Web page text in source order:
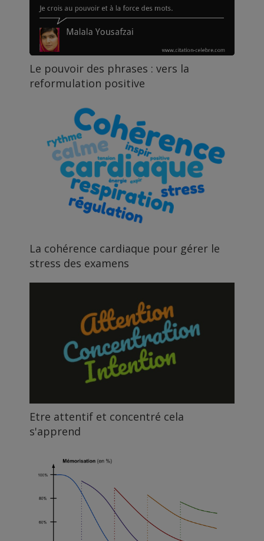
Le pouvoir des phrases : vers la
reformulation positive
La cohérence cardiaque pour gérer le
stress des examens
Etre attentif et concentré cela
s'apprend